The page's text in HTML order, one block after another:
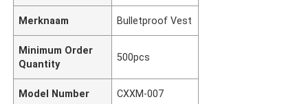
Merknaam Bulletproof Vest
Minimum Order
Quantity
500pcs
Model Number CXXM-007